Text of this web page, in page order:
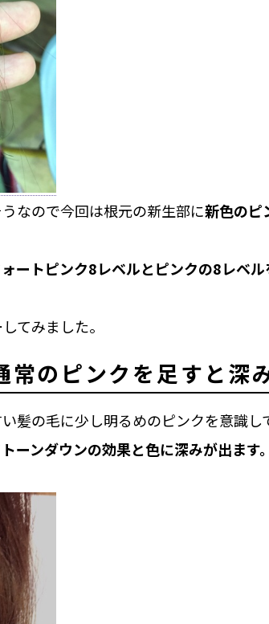
なので今回は根元の新生部に新色のピ
ートピンク8レベルとピンクの8レベル
てみました。
常のピンクを足すと深
髪の毛に少し明るめのピンクを意識し
ーンダウンの効果と色に深みが出ます。